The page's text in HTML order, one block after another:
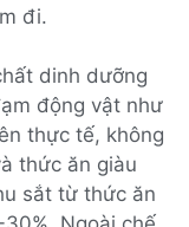
đi.
dinh dưỡng
động vật như
thực tế, không
thức ăn giàu
sắt từ thức ăn